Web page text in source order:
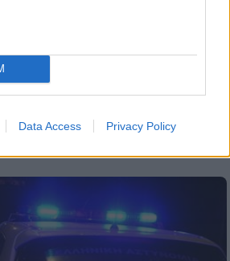
Data Access Privacy Policy
στο Μαρόκο: Ο ουρανός
ανέφεραν ότι
σκοτώθηκε από πεσμένο
της καταιγίδας στη